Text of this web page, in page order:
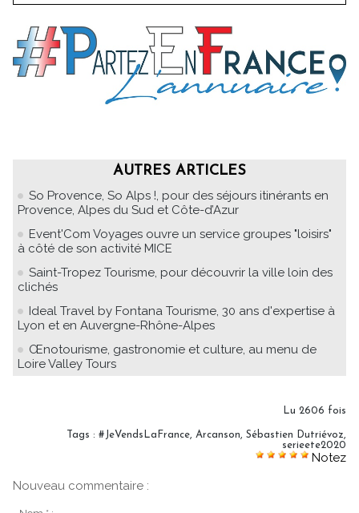
AUTRES ARTICLES
So Provence, So Alps !, pour des séjours itinérants en
Provence, Alpes du Sud et Côte-d’Azur
Event'Com Voyages ouvre un service groupes "loisirs"
à côté de son activité MICE
Saint-Tropez Tourisme, pour découvrir la ville loin des
clichés
Ideal Travel by Fontana Tourisme, 30 ans d'expertise à
Lyon et en Auvergne-Rhône-Alpes
Œnotourisme, gastronomie et culture, au menu de
Loire Valley Tours
Lu 2606 fois
Tags : #JeVendsLaFrance, Arcanson, Sébastien Dutriévoz,
serieete2020
Notez
Nouveau commentaire :